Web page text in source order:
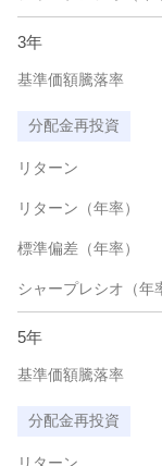
3年
基準価額騰落率
分配金再投資
リターン
リターン（年率）
標準偏差（年率）
シャープレシオ（年
5年
基準価額騰落率
分配金再投資